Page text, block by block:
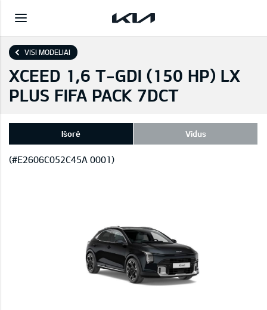
VISI MODELIAI
XCEED 1,6 T-GDI (150 HP) LX
PLUS FIFA PACK 7DCT
Išorė Vidus
(#E2606C052C45A 0001)